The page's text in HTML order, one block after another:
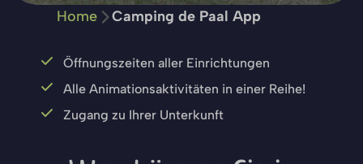
Home Camping de Paal App
Öffnungszeiten aller Einrichtungen
Alle Animationsaktivitäten in einer Reihe!
Zugang zu Ihrer Unterkunft